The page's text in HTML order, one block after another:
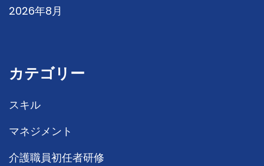
2026年8月
カテゴリー
スキル
マネジメント
介護職員初任者研修